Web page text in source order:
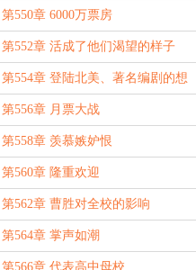
第550章 6000万票房
第552章 活成了他们渴望的样子
第554章 登陆北美、著名编剧的想
法
第556章 月票大战
第558章 羡慕嫉妒恨
第560章 隆重欢迎
第562章 曹胜对全校的影响
第564章 掌声如潮
第566章 代表高中母校